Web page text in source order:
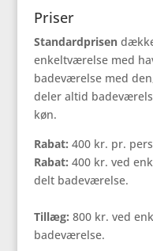
Priser
Standardprisen
enkeltværelse med
badeværelse med
deler altid
køn.
Rabat: 400 kr. pr.
Rabat: 400 kr. ved
delt badeværelse.
Tillæg: 800 kr. ved
badeværelse.